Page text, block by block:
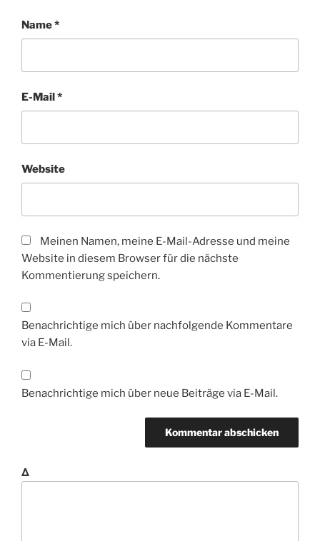
Name*
E-Mail*
Website
Meinen Namen, meine E-Mail-Adresse und meine
Website in diesem Browser für die nächste
Kommentierung speichern.
Benachrichtige mich über nachfolgende Kommentare
via E-Mail.
Benachrichtige mich über neue Beiträge via E-Mail.
Δ